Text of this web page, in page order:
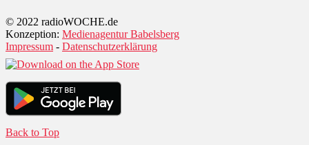
© 2022 radioWOCHE.de
Konzeption: Medienagentur Babelsberg
Impressum - Datenschutzerklärung
Back to Top